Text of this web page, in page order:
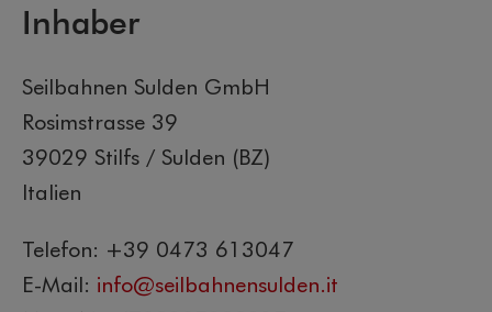
Inhaber
Seilbahnen Sulden GmbH
Rosimstrasse 39
39029 Stilfs / Sulden (BZ)
Italien
Telefon: +39 0473 613047
E-Mail: info@seilbahnensulden.it